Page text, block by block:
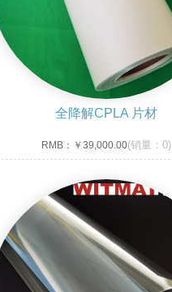
全降解CPLA 片材
RMB： ￥39,000.00(销量：0)